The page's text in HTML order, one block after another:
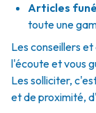
Articles
toute une
Les conseillers
l'écoute et vous
Les solliciter,
et de proximité,